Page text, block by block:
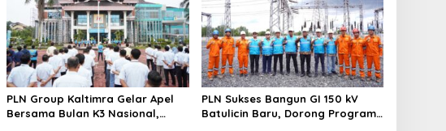
PLN Group Kaltimra Gelar Apel
Bersama Bulan K3 Nasional,
PLN Sukses Bangun GI 150 kV
Batulicin Baru, Dorong Program